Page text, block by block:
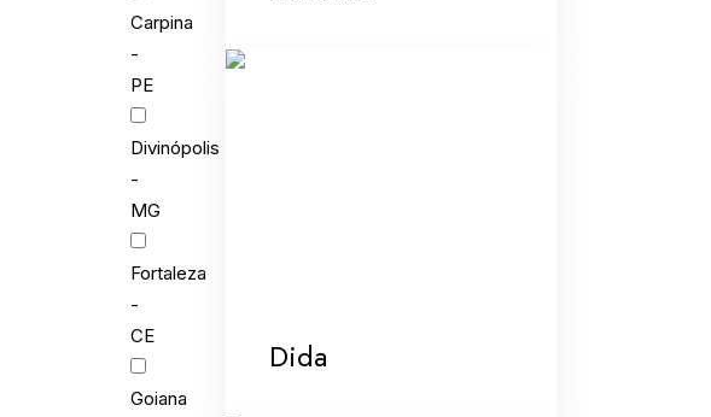
Carpina
-
PE
Divinópolis
-
MG
Fortaleza
-
CE
Goiana
Dida